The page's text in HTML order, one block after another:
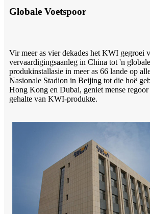
Globale Voetspoor
Vir meer as vier dekades het KWI gegroei
vervaardigingsaanleg in China tot 'n
produkinstallasie in meer as 66 lande op
Nasionale Stadion in Beijing tot die hoë
Hong Kong en Dubai, geniet mense
gehalte van KWI-produkte.